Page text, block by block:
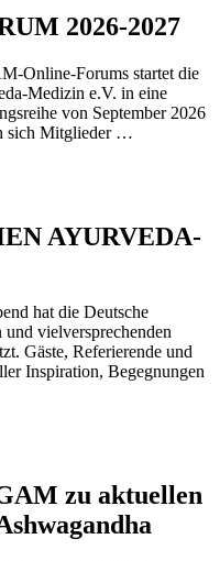
2026-2027
Online-Forums startet die
Medizin e.V. in eine
von September 2026
sich Mitglieder …
AYURVEDA-
hat die Deutsche
vielversprechenden
Gäste, Referierende und
Inspiration, Begegnungen
zu aktuellen